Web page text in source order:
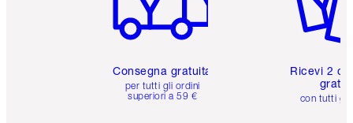
Consegna gratuita
per tutti gli ordini
superiori a 59 €
Ricevi 2
con tutti gli